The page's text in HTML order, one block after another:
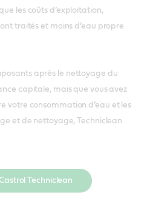
les coûts d’exploitation,
traités et moins d’eau propre
après le nettoyage du
capitale, mais que vous avez
votre consommation d’eau et les
et de nettoyage, Techniclean
Techniclean